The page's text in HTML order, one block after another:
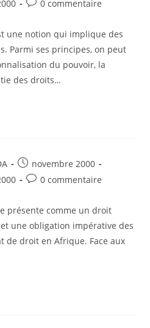
Post0 commentaire
une notion qui implique des
Parmi ses principes, on peut
du pouvoir, la
des droits…
Post
published:
novembre 2000
Post0 commentaire
présente comme un droit
une obligation impérative des
de droit en Afrique. Face aux